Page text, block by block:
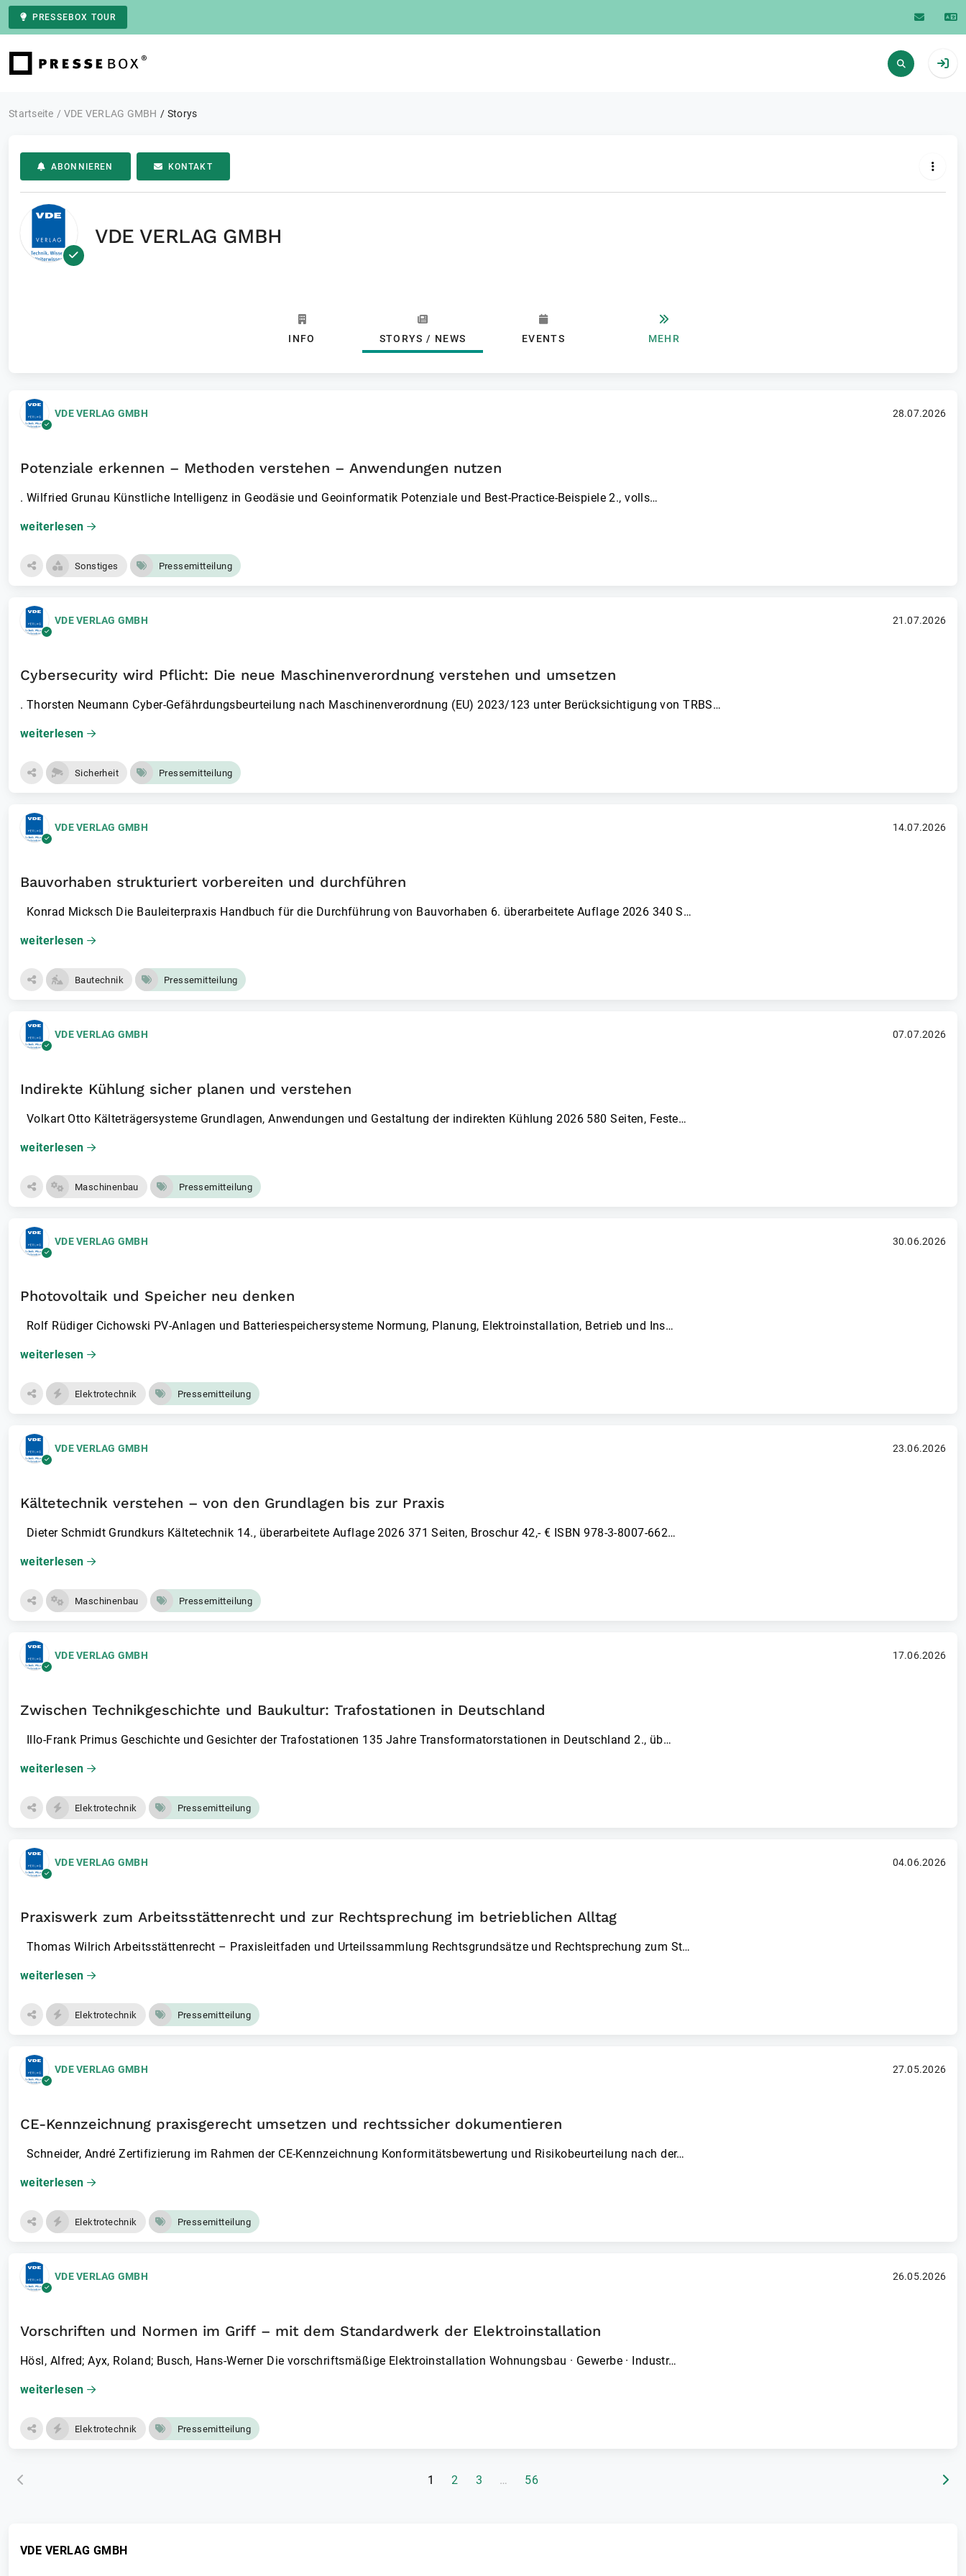
PRESSEBOX TOUR
Zur Startseite
Startseite VDE VERLAG GMBH Storys
ABONNIEREN KONTAKT
VDE VERLAG GMBH
INFO STORYS / NEWS EVENTS MEHR
VDE VERLAG GMBH 28.07.2026
Potenziale erkennen – Methoden verstehen – Anwendungen nutzen
. Wilfried Grunau Künstliche Intelligenz in Geodäsie und Geoinformatik Potenz­iale und Best-Practice-Beispiele 2., volls…
weiterlesen
Sonstiges Pressemitteilung
VDE VERLAG GMBH 21.07.2026
Cybersecurity wird Pflicht: Die neue Maschinenverordnung verstehen und umsetzen
. Thorsten Neumann Cyber-Gefährdungsbeurteilu­ng nach Maschinenverordnung (EU) 2023/123 unter Berücksichtigung von TRBS…
weiterlesen
Sicherheit Pressemitteilung
VDE VERLAG GMBH 14.07.2026
Bauvorhaben strukturiert vorbereiten und durchführen
Konrad Micksch Die Bauleiterpraxis Hand­buch für die Durchführung von Bauvorhaben 6. überarbeitete Auflage 2026 340 S…
weiterlesen
Bautechnik Pressemitteilung
VDE VERLAG GMBH 07.07.2026
Indirekte Kühlung sicher planen und verstehen
Volkart Otto Kälteträgersyst­eme Grundlagen, Anwendungen und Gestaltung der indirekten Kühlung 2026 580 Seiten, Feste…
weiterlesen
Maschinenbau Pressemitteilung
VDE VERLAG GMBH 30.06.2026
Photovoltaik und Speicher neu denken
Rolf Rüdiger Cichowski PV-Anlagen und Batteriespeichersyst­eme Normung, Planung, Elektroinstallation, Betrieb und Ins…
weiterlesen
Elektrotechnik Pressemitteilung
VDE VERLAG GMBH 23.06.2026
Kältetechnik verstehen – von den Grundlagen bis zur Praxis
Dieter Schmidt Grundkurs Kältetechnik 14., überarbeitete Auflage 2026 371 Seiten, Broschur 42,- € ISBN 978-3-8007-662…
weiterlesen
Maschinenbau Pressemitteilung
VDE VERLAG GMBH 17.06.2026
Zwischen Technikgeschichte und Baukultur: Trafostationen in Deutschland
Illo-Frank Primus Geschichte und Gesichter der Trafostationen 135 Jahre Transformatorstation­en in Deutschland 2., üb…
weiterlesen
Elektrotechnik Pressemitteilung
VDE VERLAG GMBH 04.06.2026
Praxiswerk zum Arbeitsstättenrecht und zur Rechtsprechung im betrieblichen Alltag
Thomas Wilrich Arbeitsstätt­enrecht – Praxisleitfaden und Urteilssammlung Rech­tsgrundsätze und Rechtsprechung zum St…
weiterlesen
Elektrotechnik Pressemitteilung
VDE VERLAG GMBH 27.05.2026
CE-Kennzeichnung praxisgerecht umsetzen und rechtssicher dokumentieren
Schneider, André Zertifizierung im Rahmen der CE-Kennzeichnung Konfor­mitätsbewertung und Risikobeurteilung nach der…
weiterlesen
Elektrotechnik Pressemitteilung
VDE VERLAG GMBH 26.05.2026
Vorschriften und Normen im Griff – mit dem Standardwerk der Elektroinstallation
Hösl, Alfred; Ayx, Roland; Busch, Hans-Werner Die vorschriftsmäßige Elektroinstallation ­Wohnungsbau · Gewerbe · Industr…
weiterlesen
Elektrotechnik Pressemitteilung
1 (aktuelle Seite)
2 3 … 56
VDE VERLAG GMBH